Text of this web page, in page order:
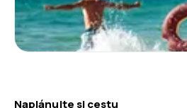
Naplánujte si cestu